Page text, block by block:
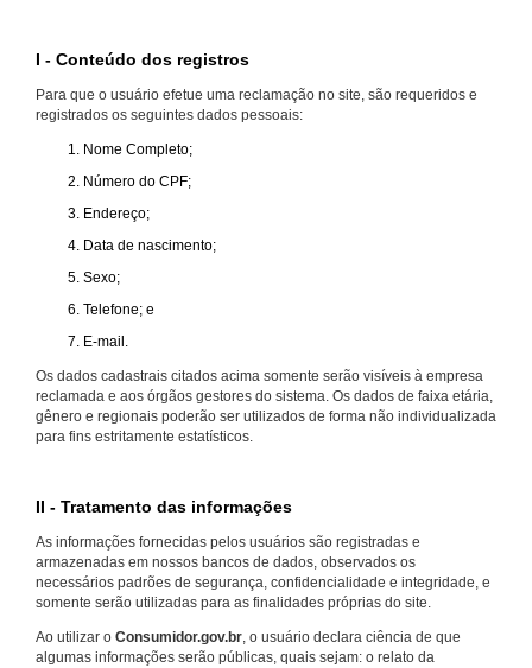
I - Conteúdo dos registros
Para que o usuário efetue uma reclamação no site, são requeridos e
registrados os seguintes dados pessoais:
Nome Completo;
Número do CPF;
Endereço;
Data de nascimento;
Sexo;
Telefone; e
E-mail.
Os dados cadastrais citados acima somente serão visíveis à empresa
reclamada e aos órgãos gestores do sistema. Os dados de faixa etária,
gênero e regionais poderão ser utilizados de forma não individualizada
para fins estritamente estatísticos.
II - Tratamento das informações
As informações fornecidas pelos usuários são registradas e
armazenadas em nossos bancos de dados, observados os
necessários padrões de segurança, confidencialidade e integridade, e
somente serão utilizadas para as finalidades próprias do site.
Ao utilizar o Consumidor.gov.br, o usuário declara ciência de que
algumas informações serão públicas, quais sejam: o relato da